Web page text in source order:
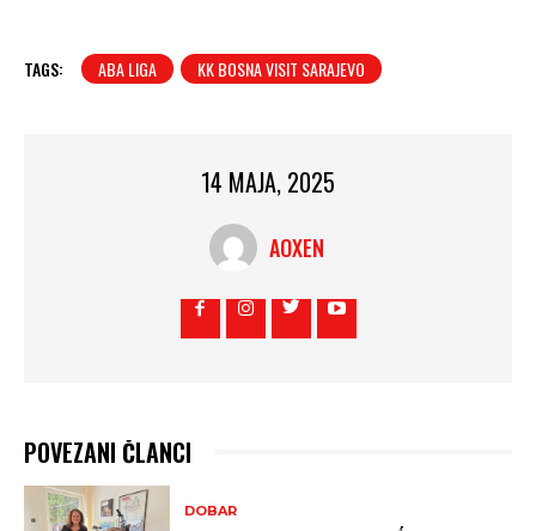
TAGS: ABA LIGA KK BOSNA VISIT SARAJEVO
14 MAJA, 2025
AOXEN
POVEZANI ČLANCI
DOBAR